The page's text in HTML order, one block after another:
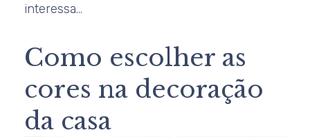
interessa…
Como escolher as
cores na decoração
da casa